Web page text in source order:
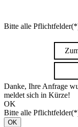
Bitte alle
Danke, Ihre Anfrage
meldet sich in Kürze!
OK
Bitte alle
OK